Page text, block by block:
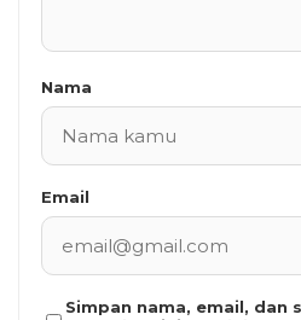
Nama
Email
Simpan nama, email, dan